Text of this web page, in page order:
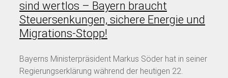
sind wertlos – Bayern braucht
Steuersenkungen, sichere Energie und
Migrations-Stopp!
Bayerns Ministerpräsident Markus Söder hat in seiner
Regierungserklärung während der heutigen 22.